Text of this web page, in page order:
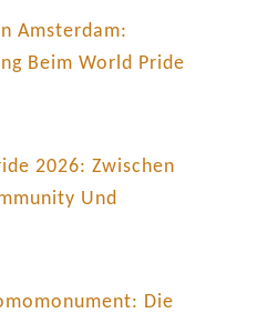
Amsterdam:
Beim World Pride
2026: Zwischen
Und
Die